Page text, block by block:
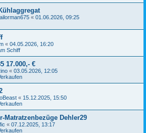
« 01.06.2026, 09:25
« 04.05.2026, 16:20
Schiff
17.000,- €
« 03.05.2026, 12:05
« 15.12.2025, 15:50
Matratzenbezüge Dehler29
« 07.12.2025, 13:17